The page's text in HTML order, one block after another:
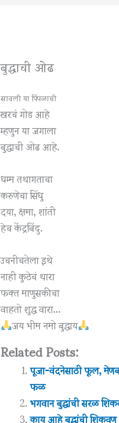
बुद्धाची ओढ
सावली या पिंपळाची
खरचं गोड आहे
म्हणुन या जगाला
बुद्धाची ओढ आहे.
धम्म तथागताचा
करुणेचा सिंधु
दया, क्षमा, शांती
हेच केंद्रबिंदु.
उचनीचतेला इथे
नाही कुठेचं थारा
फक्त माणुसकीचा
वाहतो शुद्ध वारा…
जय भीम नमो बुद्धाय
Related Posts:
पूजा-वंदनेसाठी फूल,
फळ
भगवान बुद्धांची सरळ